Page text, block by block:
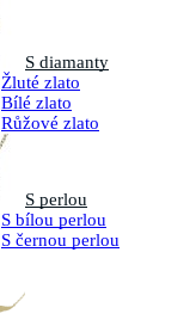
S diamanty
Žluté zlato
Bílé zlato
Růžové zlato
S perlou
S bílou perlou
S černou perlou